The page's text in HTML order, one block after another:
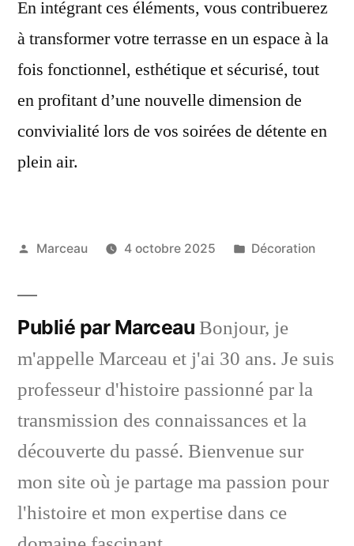
En intégrant ces éléments, vous contribuerez
à transformer votre terrasse en un espace à la
fois fonctionnel, esthétique et sécurisé, tout
en profitant d’une nouvelle dimension de
convivialité lors de vos soirées de détente en
plein air.
Publié
Marceau 4 octobre 2025
Publié
Décoration
Publié par Marceau Bonjour, je
m'appelle Marceau et j'ai 30 ans. Je suis
professeur d'histoire passionné par la
transmission des connaissances et la
découverte du passé. Bienvenue sur
mon site où je partage ma passion pour
l'histoire et mon expertise dans ce